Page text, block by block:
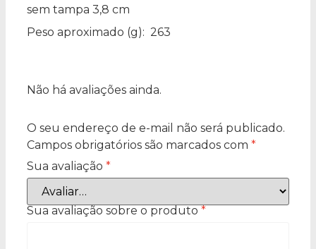
sem tampa 3,8 cm
Peso aproximado (g): 263
Não há avaliações ainda.
O seu endereço de e-mail não será publicado.
Campos obrigatórios são marcados com *
Sua avaliação *
Sua avaliação sobre o produto *